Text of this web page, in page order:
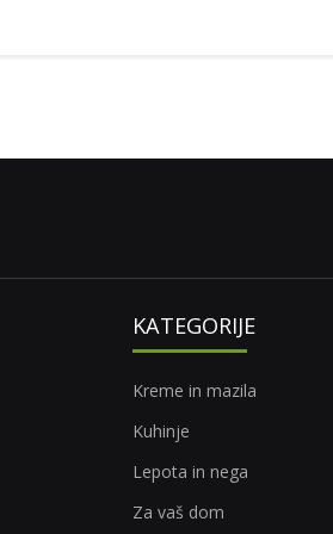
KATEGORIJE
Kreme in mazila
Kuhinje
Lepota in nega
Za vaš dom